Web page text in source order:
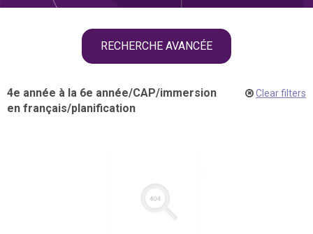
RECHERCHE AVANCÉE
4e année à la 6e année/CAP/immersion
en français/planification
Clear filters